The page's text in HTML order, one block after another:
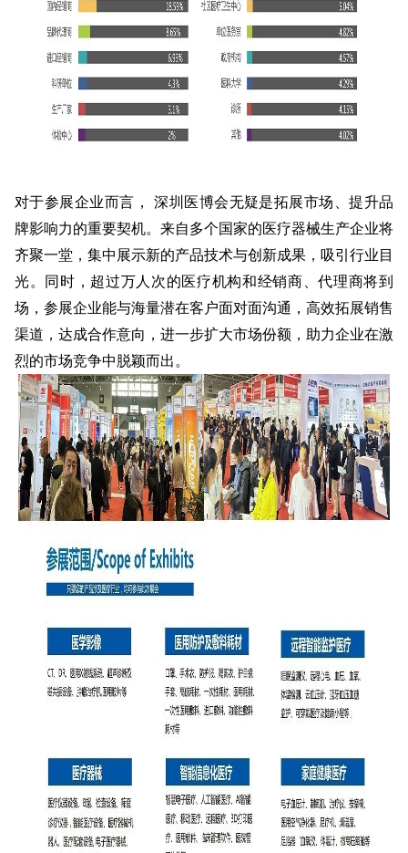
对于参展企业而言， 深圳医博会无疑是拓展市场、提升品
牌影响力的重要契机。来自多个国家的医疗器械生产企业将
齐聚一堂，集中展示新的产品技术与创新成果，吸引行业目
光。同时，超过万人次的医疗机构和经销商、代理商将到
场，参展企业能与海量潜在客户面对面沟通，高效拓展销售
渠道，达成合作意向，进一步扩大市场份额，助力企业在激
烈的市场竞争中脱颖而出。